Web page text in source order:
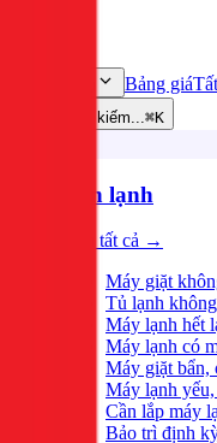
Bảng giá
Tìm kiếm...⌘K
Điện lạnh
Xem tất cả →
Máy giặt
Tủ lạnh
Máy lạnh hết
Máy lạnh có
Máy giặt bẩn,
Máy lạnh yếu,
Cần lắp máy
Bảo trì định